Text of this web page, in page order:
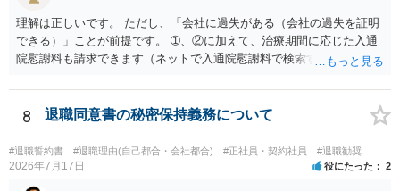
理解は正しいです。 ただし、「会社に過失がある（会社の過失を証明
できる）」ことが前提です。 ➀、②に加えて、治療期間に応じた入通
院慰謝料も請求できます（ネットで入通院慰謝料で検索すると詳しい
後遺障害慰謝料も請求できます。これらは後遺障害の等級、あなたの
収入、年齢等で大きく変わりますので一般的にいくらとは言えませ
いてみるしかありませんが、旧日弁連規準を使った着手金・成功報酬
方式と着手金ゼロまたは少額で成功報酬大目の方式のどちらかが多い
と思います（個々の弁護士次第なので一般化はできません）。 早めに
8 退職同意書の秘密保持義務について
#退職誓約書 #退職理由(自己都合・会社都合) #正社員・契約社員 #退職勧奨
2026年7月17日 役にたった 2